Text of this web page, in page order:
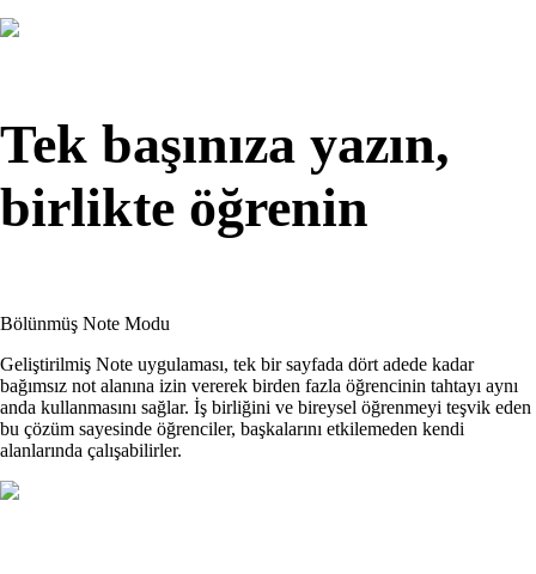
Tek başınıza yazın,
birlikte öğrenin
Bölünmüş Note Modu
Geliştirilmiş Note uygulaması, tek bir sayfada dört adede kadar
bağımsız not alanına izin vererek birden fazla öğrencinin tahtayı aynı
anda kullanmasını sağlar. İş birliğini ve bireysel öğrenmeyi teşvik eden
bu çözüm sayesinde öğrenciler, başkalarını etkilemeden kendi
alanlarında çalışabilirler.